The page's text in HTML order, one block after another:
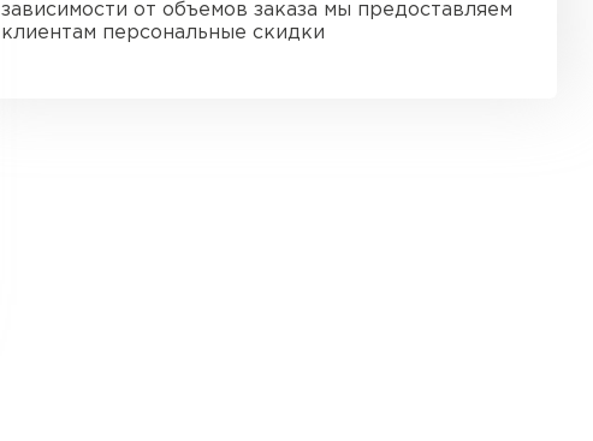
зависимости от объемов заказа мы предоставляем
клиентам персональные скидки